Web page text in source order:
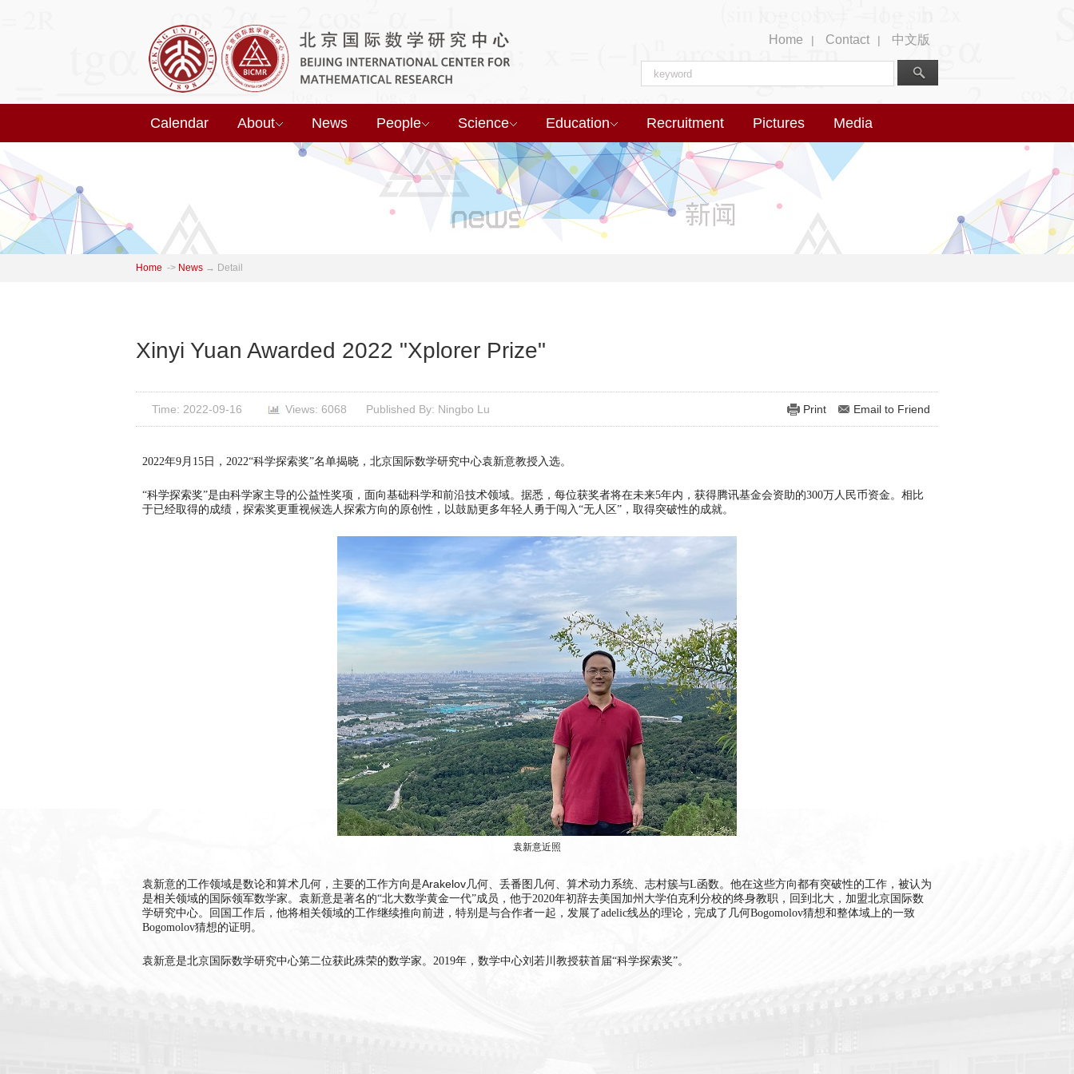
Home | Contact | 中文版
Calendar About News People Science Education Recruitment Pictures Media
Home -> News → Detail
Xinyi Yuan Awarded 2022 "Xplorer Prize"
Time: 2022-09-16 Views: 6068 Published By: Ningbo Lu Print Email to Friend
2022年9月15日，2022“科学探索奖”名单揭晓，北京国际数学研究中心袁新意教授入选。
“科学探索奖”是由科学家主导的公益性奖项，面向基础科学和前沿技术领域。据悉，每位获奖者将在未来5年内，获得腾讯基金会资助的300万人民币资金。相比
于已经取得的成绩，探索奖更重视候选人探索方向的原创性，以鼓励更多年轻人勇于闯入“无人区”，取得突破性的成就。
袁新意近照
袁新意的工作领域是数论和算术几何，主要的工作方向是Arakelov几何、丢番图几何、算术动力系统、志村簇与L函数。他在这些方向都有突破性的工作，被认为
是相关领域的国际领军数学家。 袁新意是著名的“北大数学黄金一代”成员， 他于2020年初辞去美国加州大学伯克利分校的终身教职，回到北大，加盟北京国际数
学研究中心。回国工作后，他将相关领域的工作继续推向前进，特别是与合作者一起， 发展了adelic线丛的理论， 完成了几何Bogomolov猜想和整体域上的一致
Bogomolov猜想的证明。
袁新意是北京国际数学研究中心第二位获此殊荣的数学家。2019年，数学中心刘若川教授获首届“科学探索奖”。